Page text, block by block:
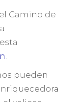
Camino de
.
pueden